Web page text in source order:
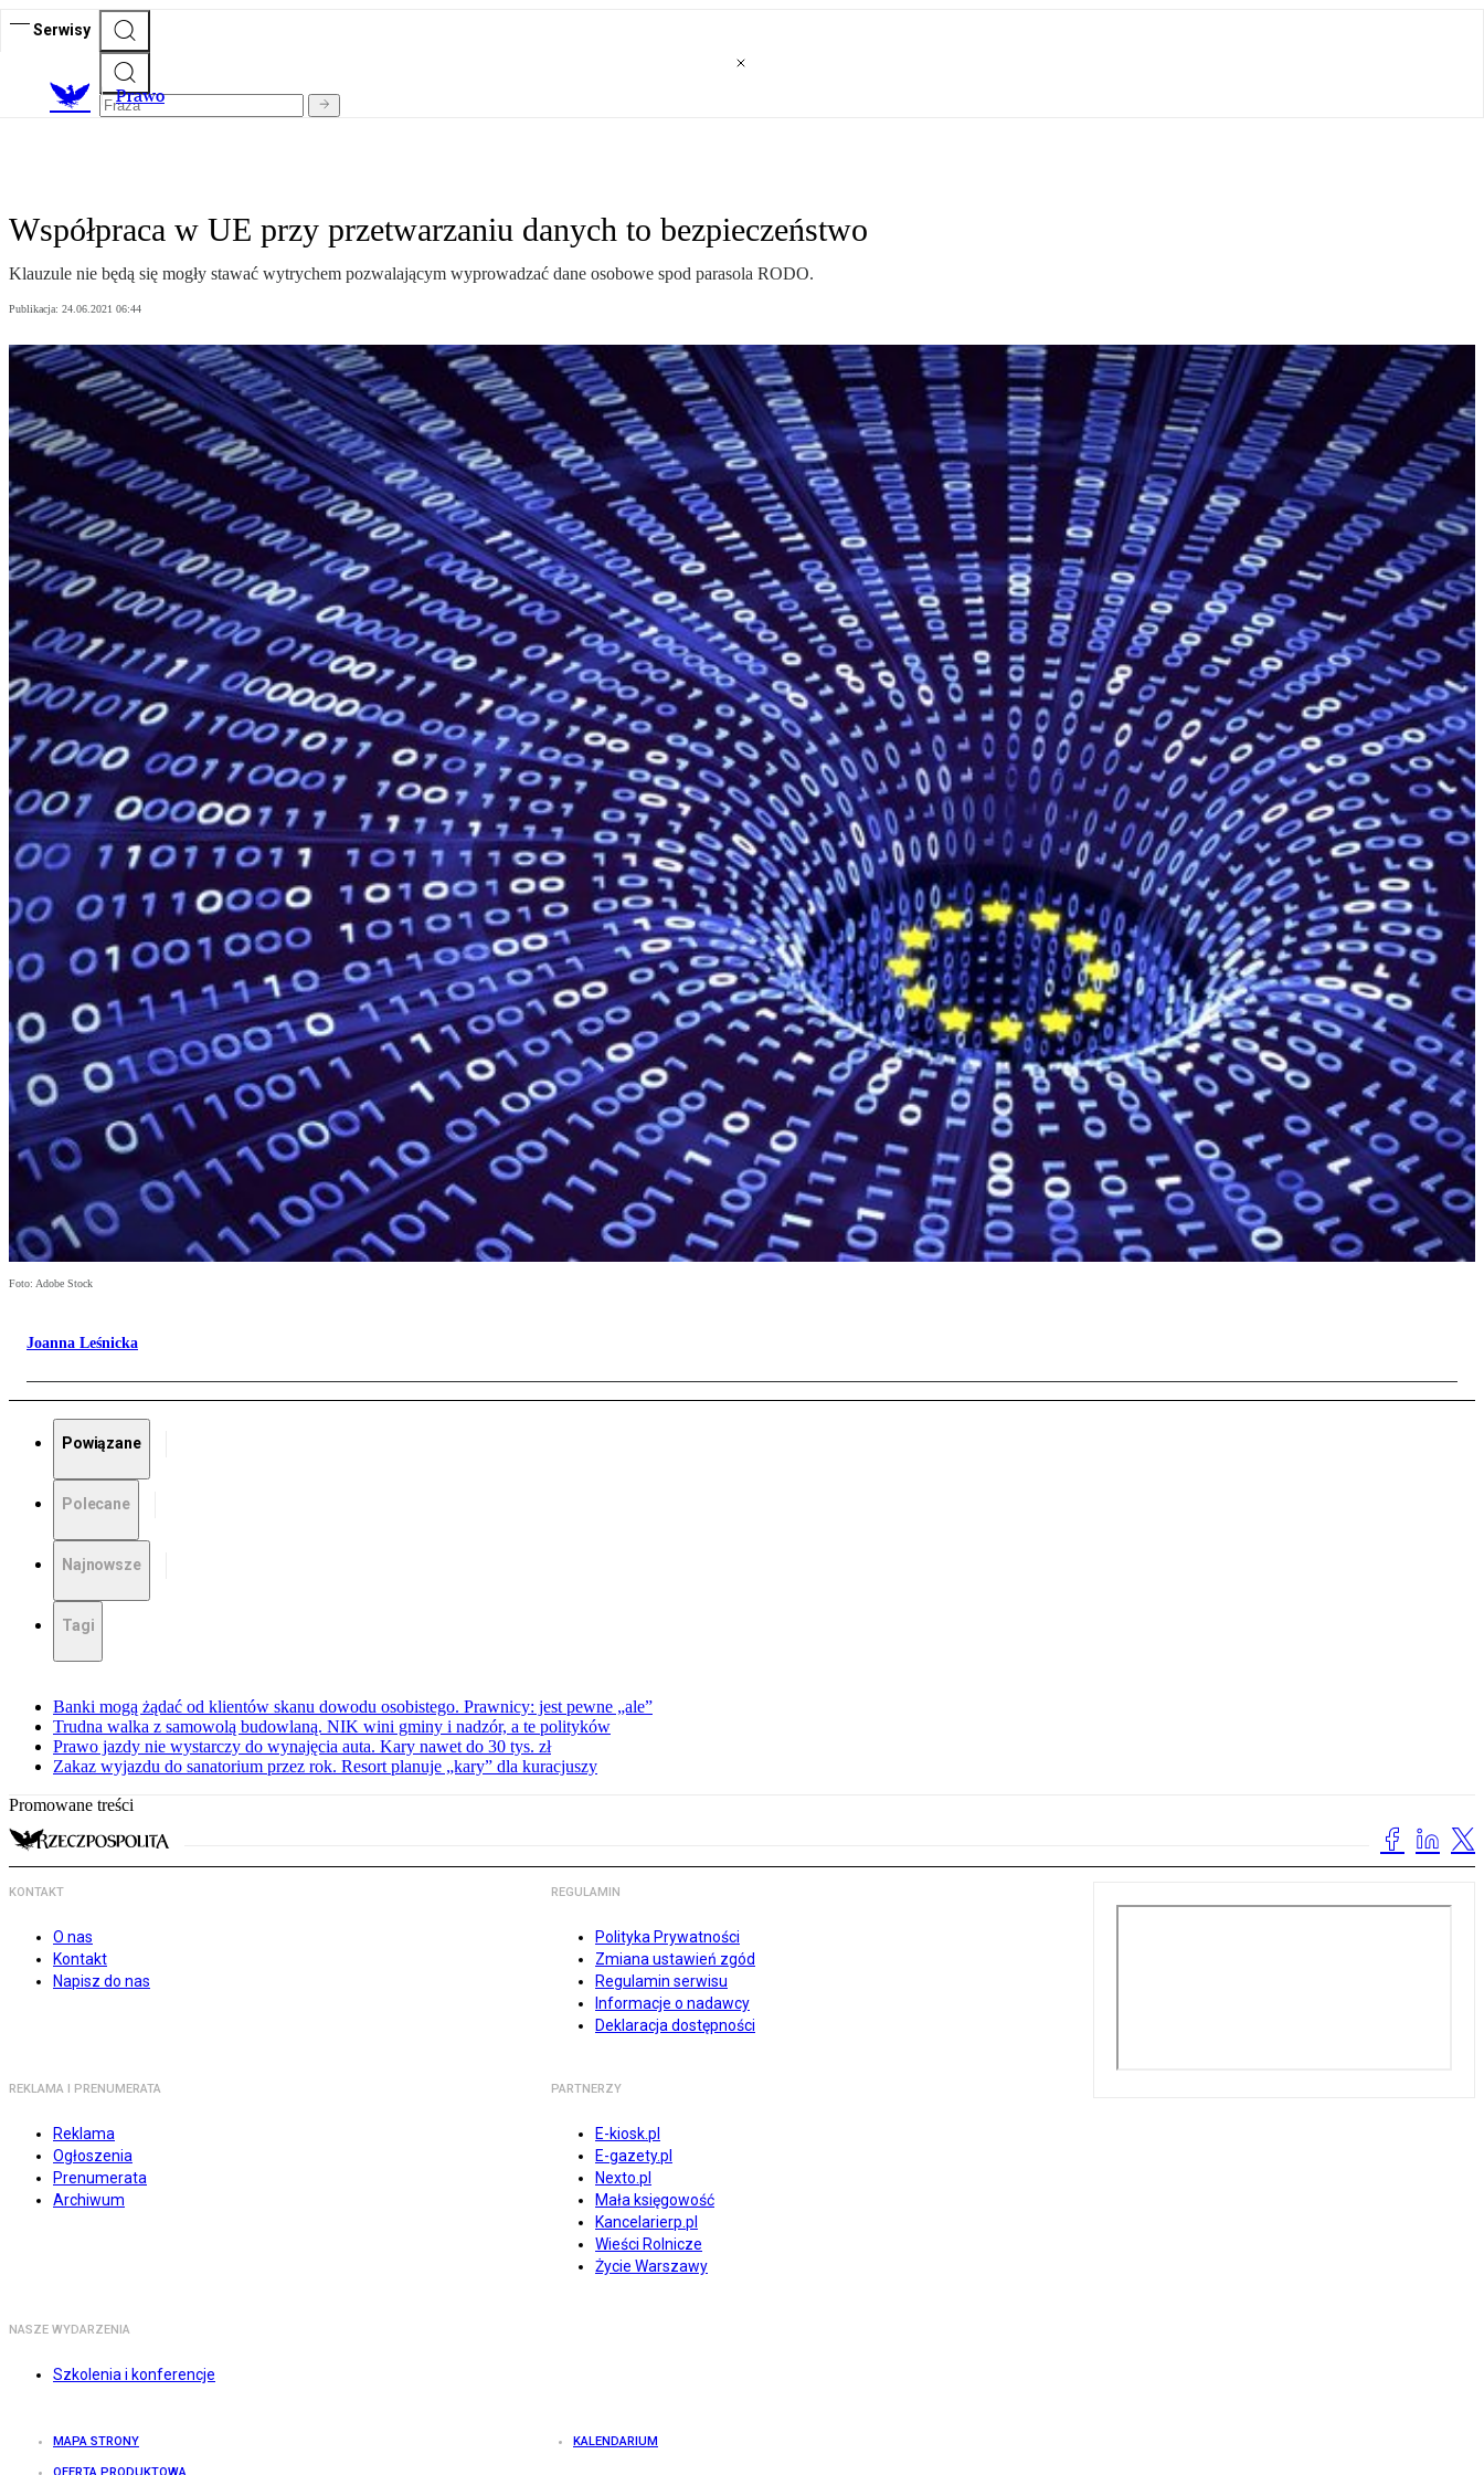
Serwisy
Prawo
Współpraca w UE przy przetwarzaniu danych to bezpieczeństwo
Klauzule nie będą się mogły stawać wytrychem pozwalającym wyprowadzać dane osobowe spod parasola RODO.
Publikacja: 24.06.2021 06:44
Foto: Adobe Stock
Joanna Leśnicka
Powiązane
Polecane
Najnowsze
Tagi
Banki mogą żądać od klientów skanu dowodu osobistego. Prawnicy: jest pewne „ale”
Trudna walka z samowolą budowlaną. NIK wini gminy i nadzór, a te polityków
Prawo jazdy nie wystarczy do wynajęcia auta. Kary nawet do 30 tys. zł
Zakaz wyjazdu do sanatorium przez rok. Resort planuje „kary” dla kuracjuszy
Promowane treści
KONTAKT
O nas
Kontakt
Napisz do nas
REGULAMIN
Polityka Prywatności
Zmiana ustawień zgód
Regulamin serwisu
Informacje o nadawcy
Deklaracja dostępności
REKLAMA I PRENUMERATA
Reklama
Ogłoszenia
Prenumerata
Archiwum
PARTNERZY
E-kiosk.pl
E-gazety.pl
Nexto.pl
Mała księgowość
Kancelarierp.pl
Wieści Rolnicze
Życie Warszawy
NASZE WYDARZENIA
Szkolenia i konferencje
MAPA STRONY KALENDARIUM